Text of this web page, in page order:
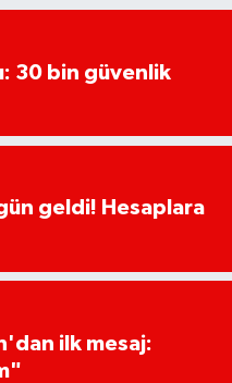
30 bin güvenlik
geldi! Hesaplara
ilk mesaj: